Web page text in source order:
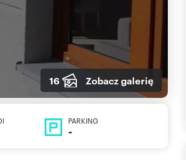
16 Zobacz galerię
PARKING
-